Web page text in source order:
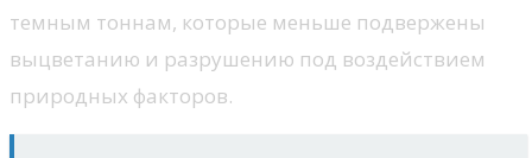
темным тоннам, которые меньше подвержены
выцветанию и разрушению под воздействием
природных факторов.